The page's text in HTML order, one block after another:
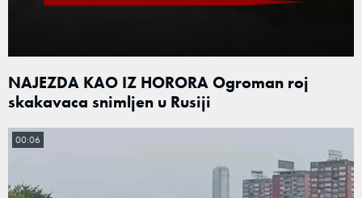
NAJEZDA KAO IZ HORORA Ogroman roj
skakavaca snimljen u Rusiji
00:06